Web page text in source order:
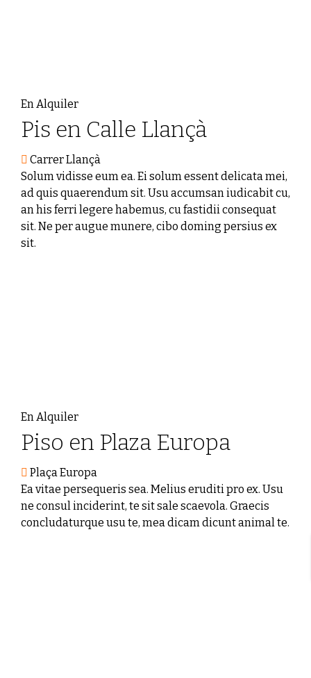
En Alquiler
Pis en Calle Llançà
Carrer Llançà
Solum vidisse eum ea. Ei solum essent delicata mei,
ad quis quaerendum sit. Usu accumsan iudicabit cu,
an his ferri legere habemus, cu fastidii consequat
sit. Ne per augue munere, cibo doming persius ex
sit.
En Alquiler
Piso en Plaza Europa
Plaça Europa
Ea vitae persequeris sea. Melius eruditi pro ex. Usu
ne consul inciderint, te sit sale scaevola. Graecis
concludaturque usu te, mea dicam dicunt animal te.